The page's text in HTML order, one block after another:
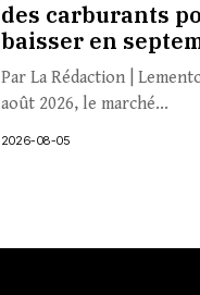
des carburants
baisser en
Par La Rédaction |
août 2026, le marché...
2026-08-05